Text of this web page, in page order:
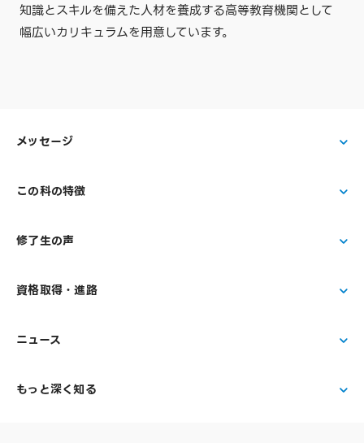
知識とスキルを備えた人材を養成する高等教育機関として
幅広いカリキュラムを用意しています。
メッセージ
この科の特徴
修了生の声
資格取得・進路
ニュース
もっと深く知る